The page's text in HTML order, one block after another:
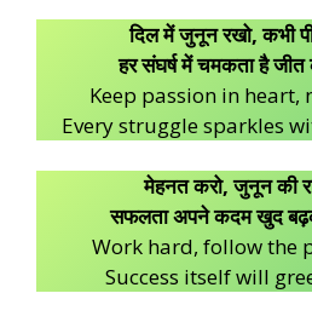
दिल में जुनून रखो, कभी
हर संघर्ष में चमकता है जीत
Keep passion in heart,
Every struggle sparkles
मेहनत करो, जुनून की
सफलता अपने कदम खुद
Work hard, follow the
Success itself will